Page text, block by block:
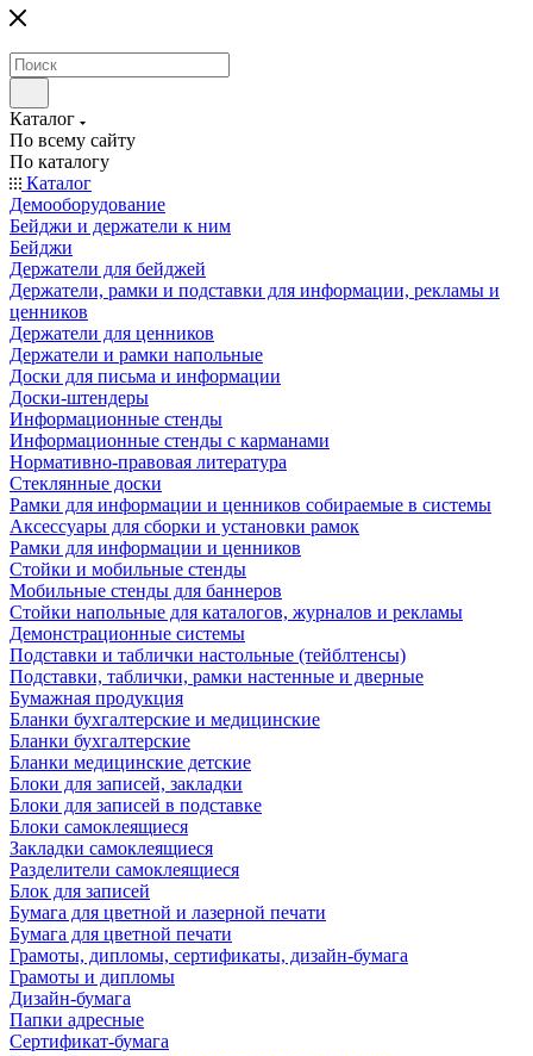
Каталог
По всему сайту
По каталогу
Каталог
Демооборудование
Бейджи и держатели к ним
Бейджи
Держатели для бейджей
Держатели, рамки и подставки для информации, рекламы и
ценников
Держатели для ценников
Держатели и рамки напольные
Доски для письма и информации
Доски-штендеры
Информационные стенды
Информационные стенды с карманами
Нормативно-правовая литература
Стеклянные доски
Рамки для информации и ценников собираемые в системы
Аксессуары для сборки и установки рамок
Рамки для информации и ценников
Стойки и мобильные стенды
Мобильные стенды для баннеров
Стойки напольные для каталогов, журналов и рекламы
Демонстрационные системы
Подставки и таблички настольные (тейблтенсы)
Подставки, таблички, рамки настенные и дверные
Бумажная продукция
Бланки бухгалтерские и медицинские
Бланки бухгалтерские
Бланки медицинские детские
Блоки для записей, закладки
Блоки для записей в подставке
Блоки самоклеящиеся
Закладки самоклеящиеся
Разделители самоклеящиеся
Блок для записей
Бумага для цветной и лазерной печати
Бумага для цветной печати
Грамоты, дипломы, сертификаты, дизайн-бумага
Грамоты и дипломы
Дизайн-бумага
Папки адресные
Сертификат-бумага